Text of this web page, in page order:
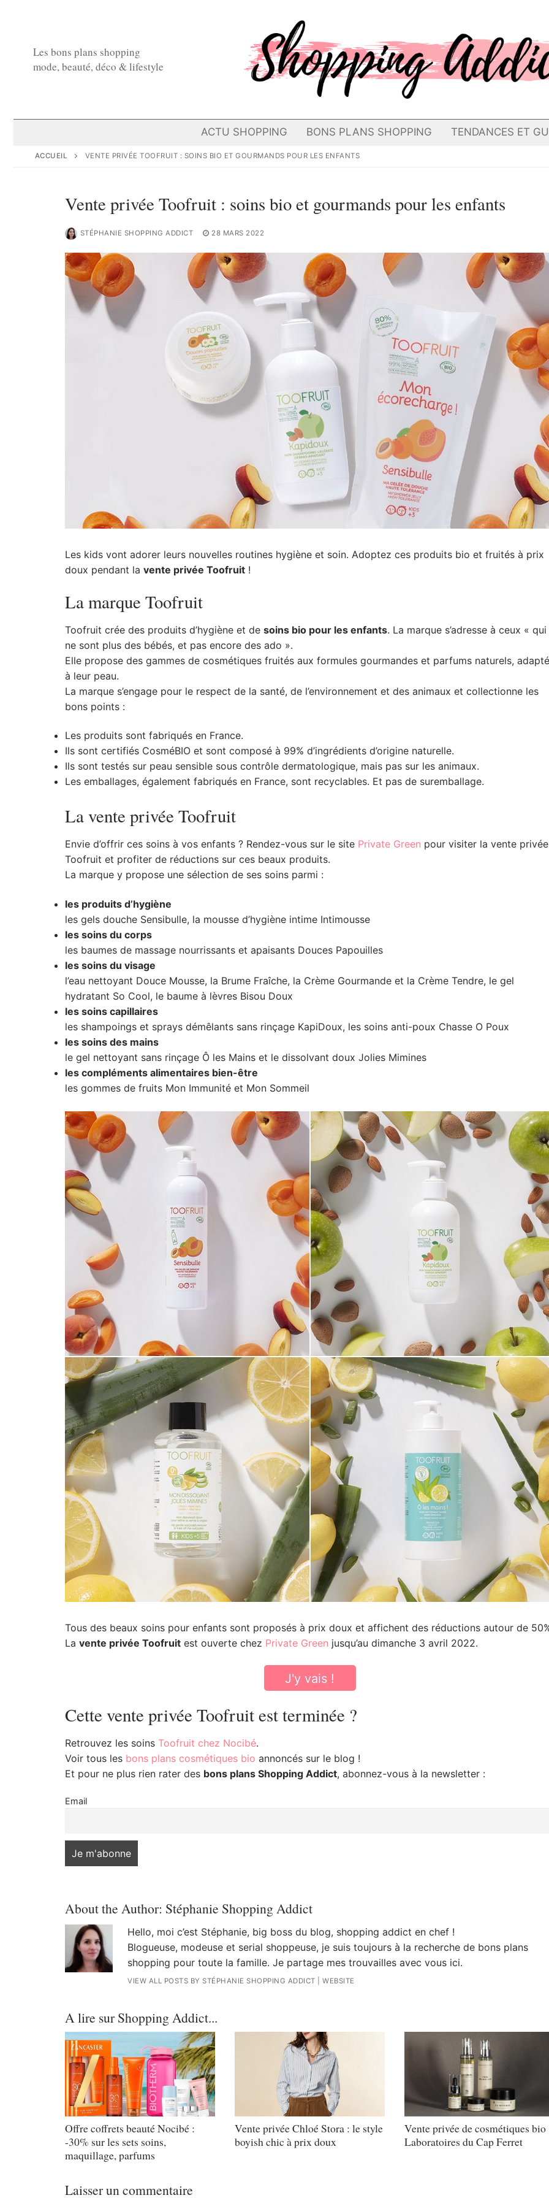
Les bons plans shopping
mode, beauté, déco & lifestyle
ACTU SHOPPING BONS PLANS SHOPPING TENDANCES ET
ACCUEIL VENTE PRIVÉE TOOFRUIT : SOINS BIO ET GOURMANDS POUR LES ENFANTS
Vente privée Toofruit : soins bio et gourmands pour les enfants
STÉPHANIE SHOPPING ADDICT 28 MARS 2022
Les kids vont adorer leurs nouvelles routines hygiène et soin. Adoptez ces produits bio et fruités à prix
doux pendant la vente privée Toofruit!
La marque Toofruit
Toofruit crée des produits d’hygiène et de soins bio pour les enfants. La marque s’adresse à ceux « qui
ne sont plus des bébés, et pas encore des ado ».
Elle propose des gammes de cosmétiques fruités aux formules gourmandes et parfums naturels,
à leur peau.
La marque s’engage pour le respect de la santé, de l’environnement et des animaux et collectionne les
bons points :
Les produits sont fabriqués en France.
Ils sont certifiés CosméBIO et sont composé à 99% d’ingrédients d’origine naturelle.
Ils sont testés sur peau sensible sous contrôle dermatologique, mais pas sur les animaux.
Les emballages, également fabriqués en France, sont recyclables. Et pas de suremballage.
La vente privée Toofruit
Envie d’offrir ces soins à vos enfants ? Rendez-vous sur le site Private Green pour visiter la vente privée
Toofruit et profiter de réductions sur ces beaux produits.
La marque y propose une sélection de ses soins parmi :
les produits d’hygiène
les gels douche Sensibulle, la mousse d’hygiène intime Intimousse
les soins du corps
les baumes de massage nourrissants et apaisants Douces Papouilles
les soins du visage
l’eau nettoyant Douce Mousse, la Brume Fraîche, la Crème Gourmande et la Crème Tendre, le gel
hydratant So Cool, le baume à lèvres Bisou Doux
les soins capillaires
les shampoings et sprays démêlants sans rinçage KapiDoux, les soins anti-poux Chasse O Poux
les soins des mains
le gel nettoyant sans rinçage Ô les Mains et le dissolvant doux Jolies Mimines
les compléments alimentaires bien-être
les gommes de fruits Mon Immunité et Mon Sommeil
Tous des beaux soins pour enfants sont proposés à prix doux et affichent des réductions autour de
La vente privée Toofruitest ouverte chez Private Green jusqu’au dimanche 3 avril 2022.
J'y vais !
Cette vente privée Toofruit est terminée ?
Retrouvez les soins Toofruit chez Nocibé.
Voir tous les bons plans cosmétiques bio annoncés sur le blog !
Et pour ne plus rien rater des bons plans Shopping Addict, abonnez-vous à la newsletter :
Email
About the Author: Stéphanie Shopping Addict
Hello, moi c’est Stéphanie, big boss du blog, shopping addict en chef !
Blogueuse, modeuse et serial shoppeuse, je suis toujours à la recherche de bons plans
shopping pour toute la famille. Je partage mes trouvailles avec vous ici.
VIEW ALL POSTS BY STÉPHANIE SHOPPING ADDICT |WEBSITE
A lire sur Shopping Addict...
Offre coffrets beauté Nocibé :
-30% sur les sets soins,
maquillage, parfums
Vente privée Chloé Stora : le style
boyish chic à prix doux
Vente privée de cosmétiques bio
Laboratoires du Cap Ferret
Laisser un commentaire